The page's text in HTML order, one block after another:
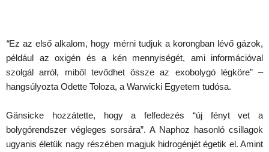
“Ez az első alkalom, hogy mérni tudjuk a korongban lévő gázok,
például az oxigén és a kén mennyiségét, ami információval
szolgál arról, miből tevődhet össze az exobolygó légköre” –
hangsúlyozta Odette Toloza, a Warwicki Egyetem tudósa.
Gänsicke hozzátette, hogy a felfedezés “új fényt vet a
bolygórendszer végleges sorsára”. A Naphoz hasonló csillagok
ugyanis életük nagy részében magjuk hidrogénjét égetik el. Amint